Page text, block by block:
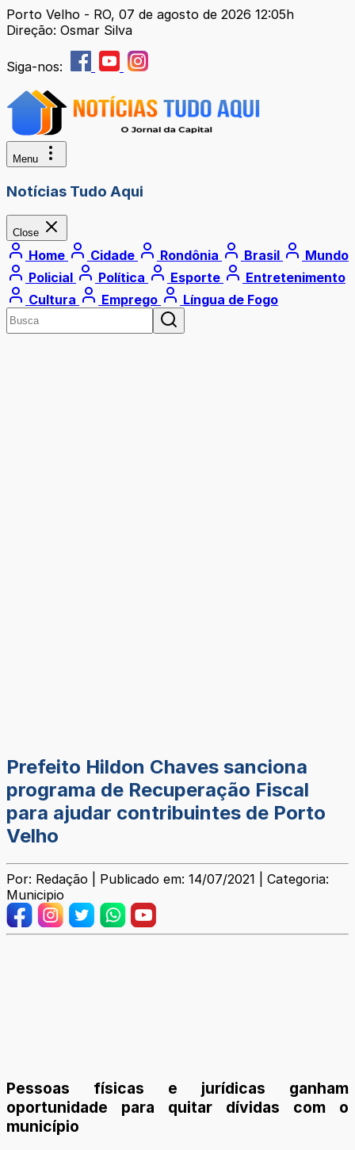
Porto Velho - RO, 07 de agosto de 2026 12:05h
Direção: Osmar Silva
Siga-nos:
Menu
Notícias Tudo Aqui
Close
Home Cidade Rondônia Brasil
Mundo
Policial
Política Esporte
Entretenimento
Cultura
Emprego Língua de Fogo
Prefeito Hildon Chaves sanciona
programa de Recuperação Fiscal
para ajudar contribuintes de Porto
Velho
Por: Redação | Publicado em: 14/07/2021 | Categoria:
Municipio
Pessoas físicas e jurídicas ganham
oportunidade para quitar dívidas com o
município